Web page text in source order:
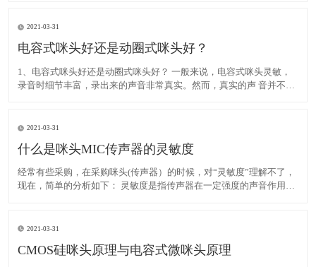
种低成本大容量的短距离无线通信。生产开发的咪头，广泛应
2021-03-31
电容式咪头好还是动圈式咪头好？
1、电容式咪头好还是动圈式咪头好？ 一般来说，电容式咪头灵敏，
录音时细节丰富，录出来的声音非常真实。然而，真实的声 音并不一
经过录音棚里处理出来的声音好听 。所以要假唱，免得坏
2021-03-31
什么是咪头MIC传声器的灵敏度
经常有些采购，在采购咪头(传声器）的时候，对“灵敏度”理解不了，
现在，简单的分析如下： 灵敏度是指传声器在一定强度的声音作用下
用下传声器能输出多高的电压来表示灵敏度
2021-03-31
CMOS硅咪头原理与电容式微咪头原理